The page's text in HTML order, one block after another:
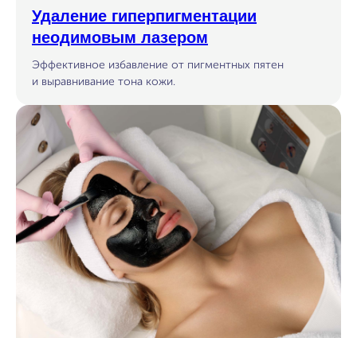
Удаление гиперпигментации
неодимовым лазером
Эффективное избавление от пигментных пятен
и выравнивание тона кожи.